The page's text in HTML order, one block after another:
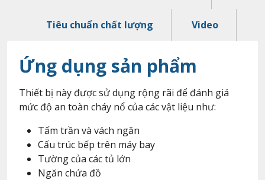
Tiêu chuẩn chất lượng Video
Ứng dụng sản phẩm
Thiết bị này được sử dụng rộng rãi để đánh giá
mức độ an toàn cháy nổ của các vật liệu như:
Tấm trần và vách ngăn
Cấu trúc bếp trên máy bay
Tường của các tủ lớn
Ngăn chứa đồ